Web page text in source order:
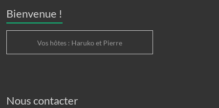
Bienvenue !
Vos hôtes : Haruko et Pierre
Nous contacter